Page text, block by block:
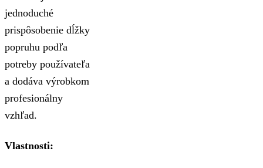
jednoduché
prispôsobenie dĺžky
popruhu podľa
potreby používateľa
a dodáva výrobkom
profesionálny
vzhľad.
Vlastnosti: